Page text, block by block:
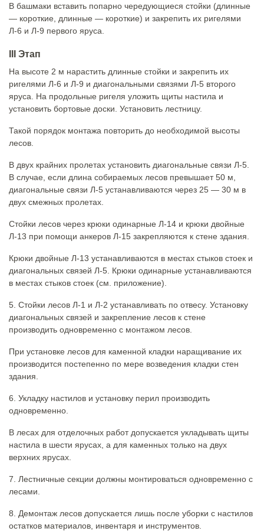
В башмаки вставить попарно чередующиеся стойки (длинные
— короткие, длинные — короткие) и закрепить их ригелями
Л-6 и Л-9 первого яруса.
III Этап
На высоте 2 м нарастить длинные стойки и закрепить их
ригелями Л-6 и Л-9 и диагональными связями Л-5 второго
яруса. На продольные ригеля уложить щиты настила и
установить бортовые доски. Установить лестницу.
Такой порядок монтажа повторить до необходимой высоты
лесов.
В двух крайних пролетах установить диагональные связи Л-5.
В случае, если длина собираемых лесов превышает 50 м,
диагональные связи Л-5 устанавливаются через 25 — 30 м в
двух смежных пролетах.
Стойки лесов через крюки одинарные Л-14 и крюки двойные
Л-13 при помощи анкеров Л-15 закрепляются к стене здания.
Крюки двойные Л-13 устанавливаются в местах стыков стоек и
диагональных связей Л-5. Крюки одинарные устанавливаются
в местах стыков стоек (см. приложение).
5. Стойки лесов Л-1 и Л-2 устанавливать по отвесу. Установку
диагональных связей и закрепление лесов к стене
производить одновременно с монтажом лесов.
При установке лесов для каменной кладки наращивание их
производится постепенно по мере возведения кладки стен
здания.
6. Укладку настилов и установку перил производить
одновременно.
В лесах для отделочных работ допускается укладывать щиты
настила в шести ярусах, а для каменных только на двух
верхних ярусах.
7. Лестничные секции должны монтироваться одновременно с
лесами.
8. Демонтаж лесов допускается лишь после уборки с настилов
остатков материалов, инвентаря и инструментов.